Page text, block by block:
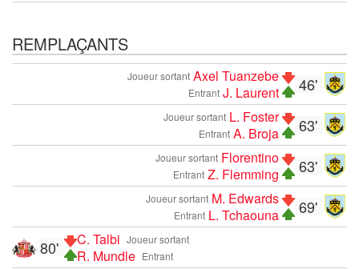
REMPLAÇANTS
46'
Joueur sortant Axel Tuanzebe
Entrant J. Laurent
63'
Joueur sortant L. Foster
Entrant A. Broja
63'
Joueur sortant Florentino
Entrant Z. Flemming
69'
Joueur sortant M. Edwards
Entrant L. Tchaouna
Joueur sortant
C. Talbi
Entrant
R. Mundle
80'